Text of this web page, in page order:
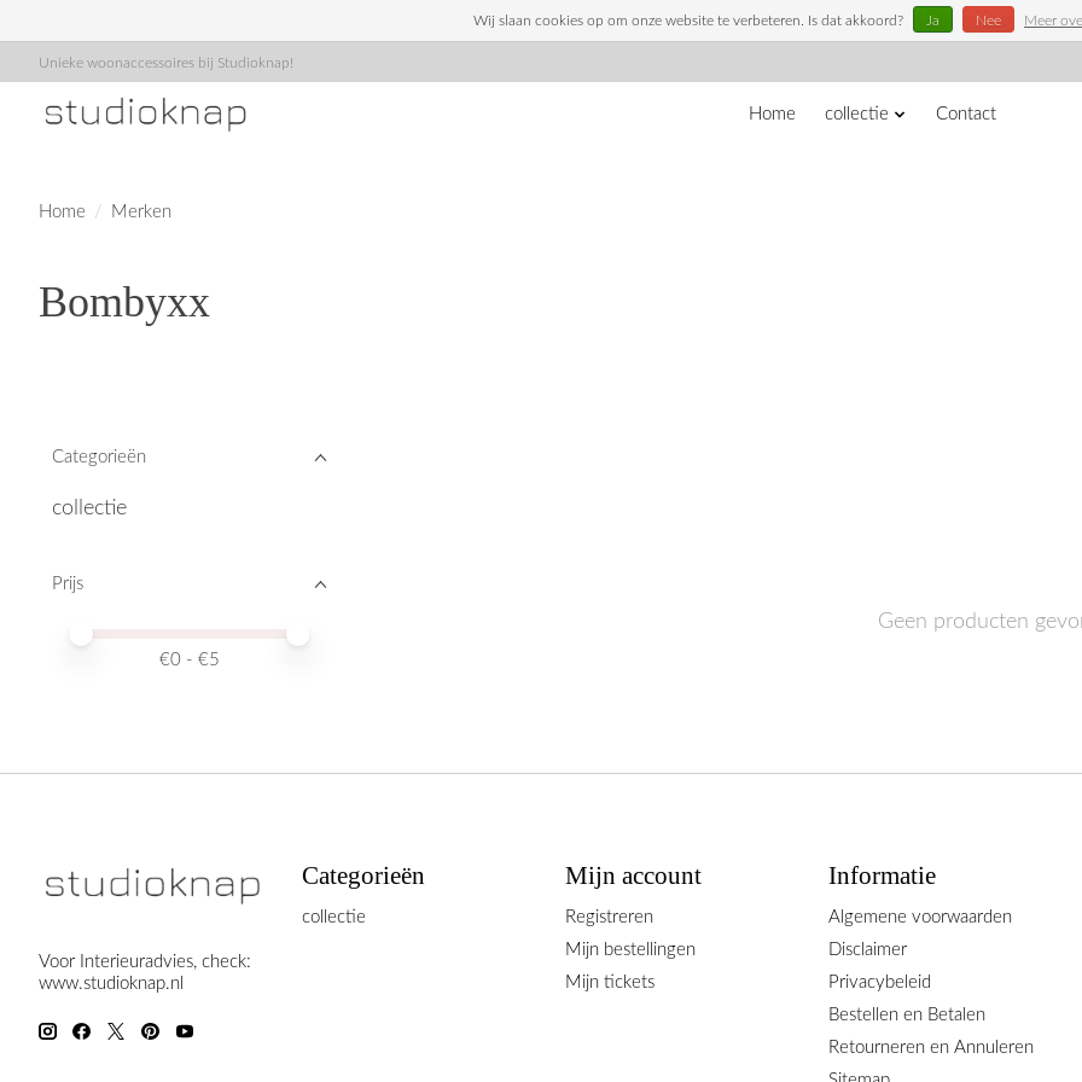
Unieke woonaccessoires bij Studioknap!
Home collectie Contact
Home / Merken
Bombyxx
Categorieën
collectie
Prijs
Minimale prijswaarde
Price maximum value
€0 - €5
Geen producten
Voor Interieuradvies, check:
www.studioknap.nl
Categorieën
collectie
Mijn account
Registreren
Mijn bestellingen
Mijn tickets
Informatie
Algemene voorwaarden
Disclaimer
Privacybeleid
Bestellen en Betalen
Retourneren en Annuleren
Wij slaan cookies op om onze website te verbeteren. Is dat akkoord? Ja Nee Meer